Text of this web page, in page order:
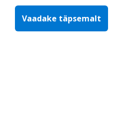
Vaadake täpsemalt